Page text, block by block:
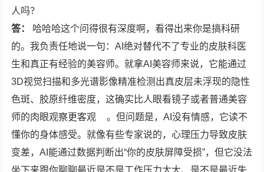
人吗？
答：
哈哈哈这个问得很有深度啊，看得出来你是搞科研
的。我负责任地说一句：AI绝对替代不了专业的皮肤科医
生和真正有经验的美容师。就拿AI美容师来说，它能通过
3D视觉扫描和多光谱影像精准检测出真皮层未浮现的隐性
色斑、胶原纤维密度，这确实比人眼看镜子或者普通美容
师的肉眼观察更客观
。但问题是，AI没有情感，它读不
懂你的身体感受。就像有些专家说的，心理压力导致皮肤
变差，AI能通过数据判断出“你的皮肤屏障受损”，但它没法
坐下来跟你聊聊最近是不是工作压力太大、是不是最近失